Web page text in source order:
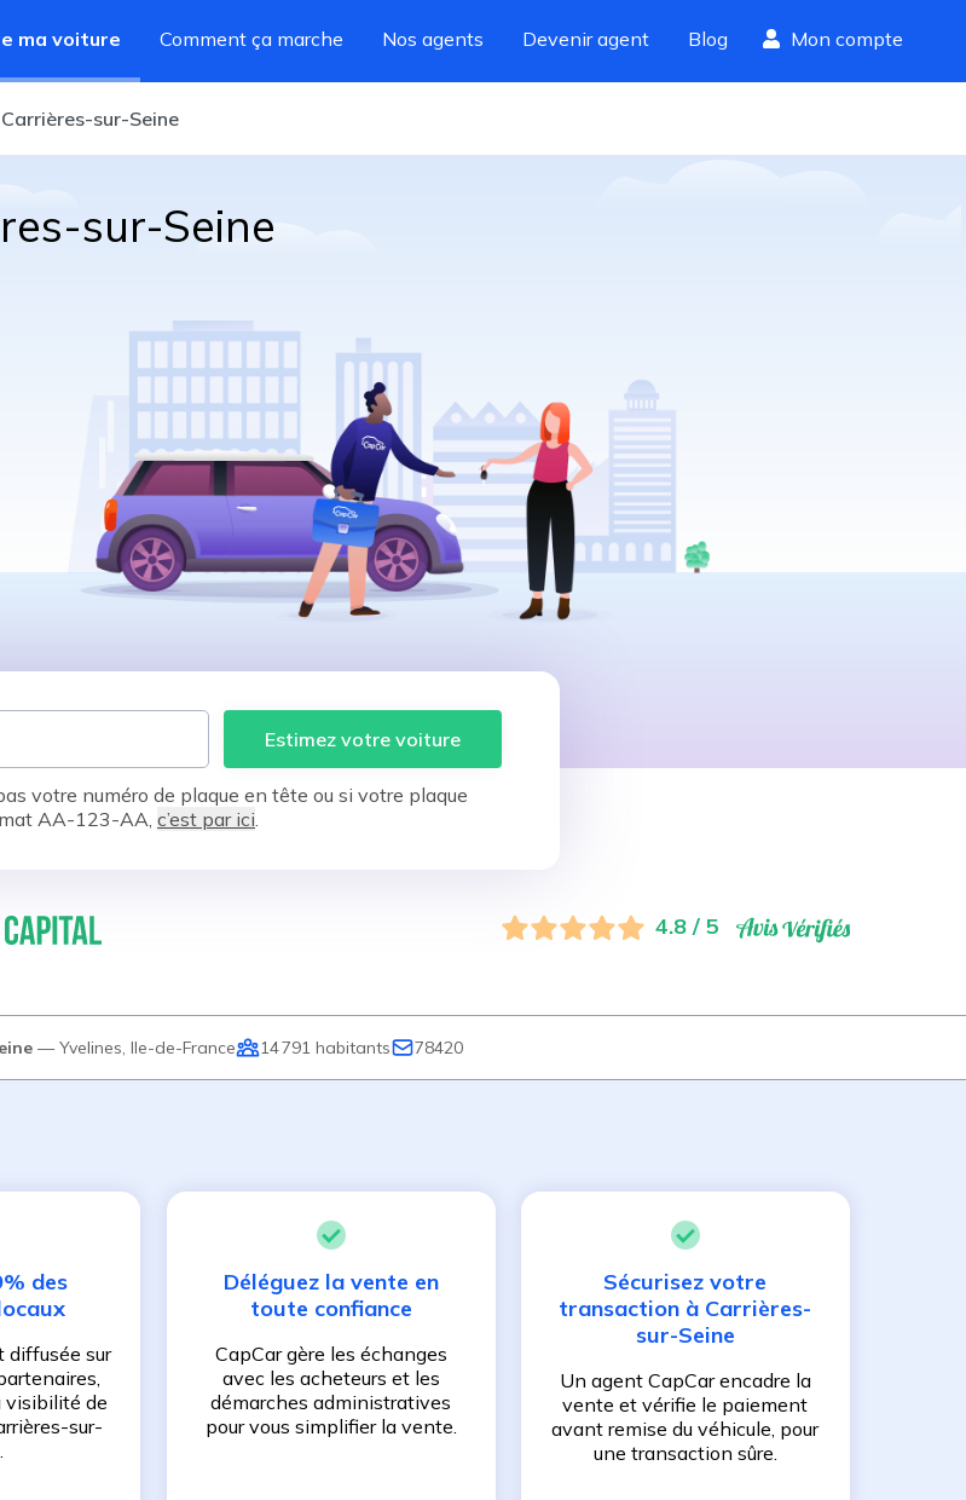
ma voiture Comment ça marche Nos agents Devenir agent Blog Mon compte
Carrières-sur-Seine
sur-Seine
Estimez votre voiture
votre numéro de plaque en tête ou si votre plaque
AA-123-AA, c’est par ici.
4.8 / 5
— Yvelines Ile-de-France 14 791 habitants 78420
des
diffusée sur
visibilité de
sur-
.
Déléguez la vente en
toute confiance
CapCar gère les échanges
avec les acheteurs et les
démarches administratives
pour vous simplifier la vente.
Sécurisez votre
transaction à Carrières-
sur-Seine
Un agent CapCar encadre la
vente et vérifie le paiement
avant remise du véhicule, pour
une transaction sûre.